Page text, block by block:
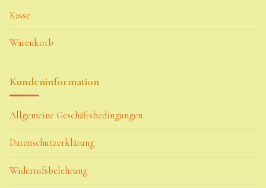
Kasse
Warenkorb
Kundeninformation
Allgemeine Geschäftsbedingungen
Datenschutzerklärung
Widerrufsbelehrung